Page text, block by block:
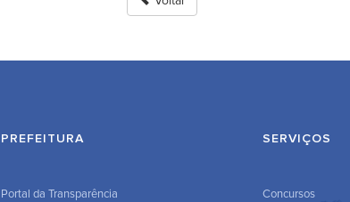
PREFEITURA
Portal da Transparência
SERVIÇOS
Concursos